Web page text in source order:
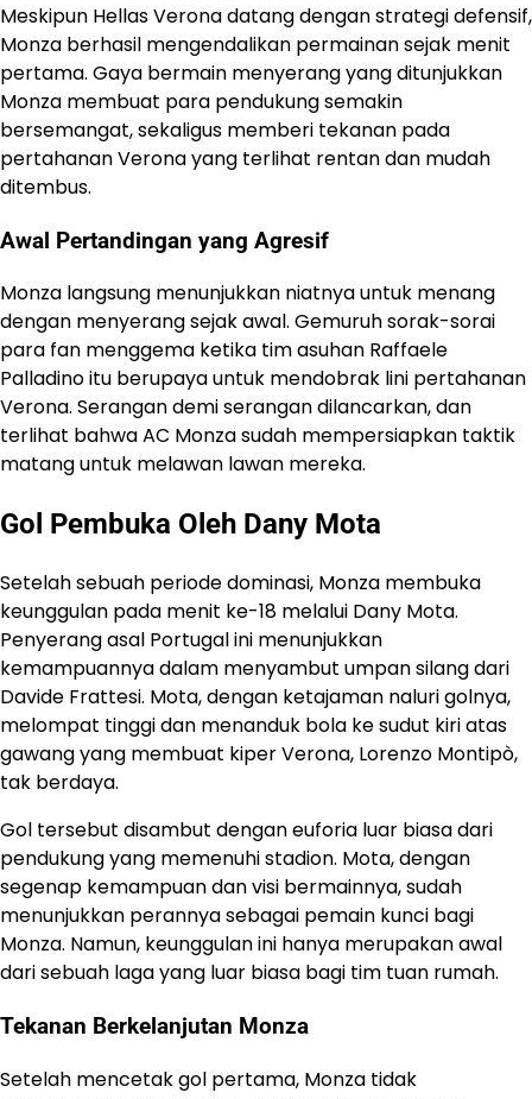
Meskipun Hellas Verona datang dengan strategi defensif,
Monza berhasil mengendalikan permainan sejak menit
pertama. Gaya bermain menyerang yang ditunjukkan
Monza membuat para pendukung semakin
bersemangat, sekaligus memberi tekanan pada
pertahanan Verona yang terlihat rentan dan mudah
ditembus.
Awal Pertandingan yang Agresif
Monza langsung menunjukkan niatnya untuk menang
dengan menyerang sejak awal. Gemuruh sorak-sorai
para fan menggema ketika tim asuhan Raffaele
Palladino itu berupaya untuk mendobrak lini pertahanan
Verona. Serangan demi serangan dilancarkan, dan
terlihat bahwa AC Monza sudah mempersiapkan taktik
matang untuk melawan lawan mereka.
Gol Pembuka Oleh Dany Mota
Setelah sebuah periode dominasi, Monza membuka
keunggulan pada menit ke-18 melalui Dany Mota.
Penyerang asal Portugal ini menunjukkan
kemampuannya dalam menyambut umpan silang dari
Davide Frattesi. Mota, dengan ketajaman naluri golnya,
melompat tinggi dan menanduk bola ke sudut kiri atas
gawang yang membuat kiper Verona, Lorenzo Montipò,
tak berdaya.
Gol tersebut disambut dengan euforia luar biasa dari
pendukung yang memenuhi stadion. Mota, dengan
segenap kemampuan dan visi bermainnya, sudah
menunjukkan perannya sebagai pemain kunci bagi
Monza. Namun, keunggulan ini hanya merupakan awal
dari sebuah laga yang luar biasa bagi tim tuan rumah.
Tekanan Berkelanjutan Monza
Setelah mencetak gol pertama, Monza tidak